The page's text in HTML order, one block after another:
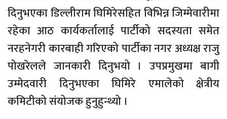
दिनुभएका डिल्लीराम घिमिरेसहित विभिन्न जिम्मेवारीमा
रहेका आठ कार्यकर्तालाई पार्टीको सदस्यता समेत
नरहनेगरी कारबाही गरिएको पार्टीका नगर अध्यक्ष राजु
पोखरेलले जानकारी दिनुभयो । उपप्रमुखमा बागी
उम्मेदवारी दिनुभएका घिमिरे एमालेको क्षेत्रीय
कमिटीको संयोजक हुनुहुन्थ्यो ।